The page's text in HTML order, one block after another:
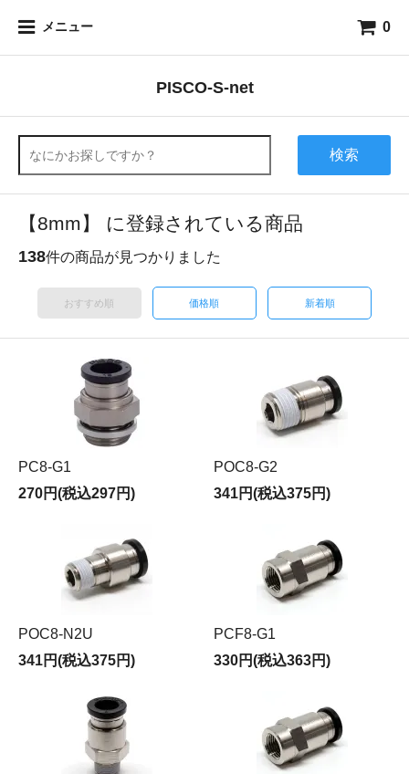
メニュー 0
PISCO-S-net
検索
【8mm】 に登録されている商品
138件の商品が見つかりました
おすすめ順 価格順 新着順
PC8-G1
270円(税込297円)
POC8-G2
341円(税込375円)
POC8-N2U
341円(税込375円)
PCF8-G1
330円(税込363円)